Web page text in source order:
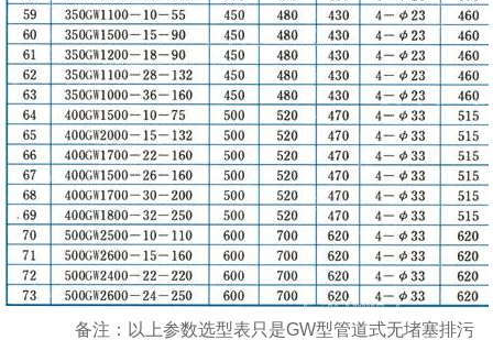
备注：以上参数选型表只是GW型管道式无堵塞排污